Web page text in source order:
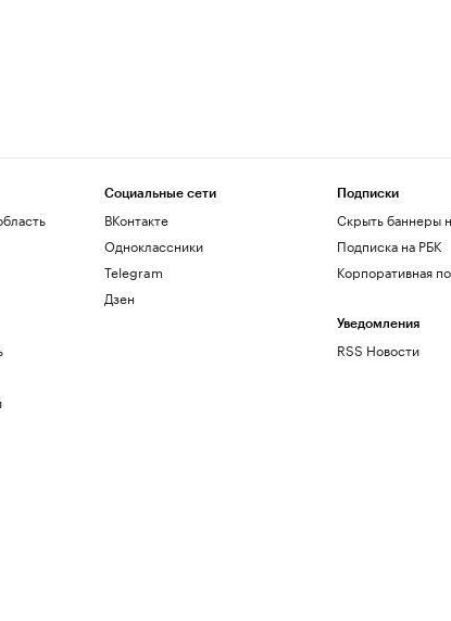
Социальные сети
ВКонтакте
Одноклассники
Telegram
Дзен
Подписки
Скрыть баннеры
Подписка на РБК
Корпоративная
Уведомления
RSS Новости